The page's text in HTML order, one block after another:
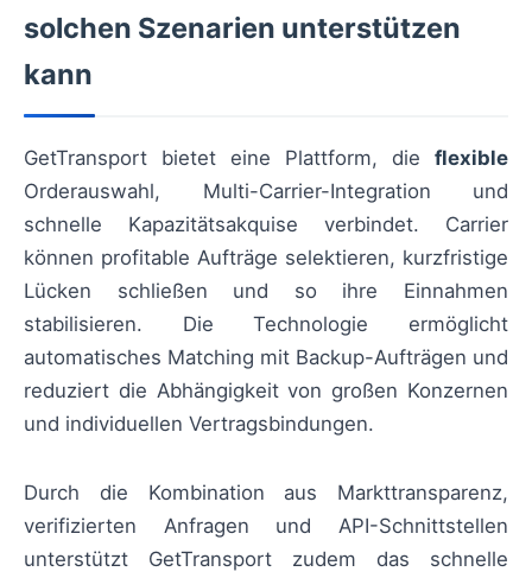
solchen Szenarien unterstützen
kann
GetTransport bietet eine Plattform, die flexible
Orderauswahl, Multi-Carrier-Integration und
schnelle Kapazitätsakquise verbindet. Carrier
können profitable Aufträge selektieren, kurzfristige
Lücken schließen und so ihre Einnahmen
stabilisieren. Die Technologie ermöglicht
automatisches Matching mit Backup-Aufträgen und
reduziert die Abhängigkeit von großen Konzernen
und individuellen Vertragsbindungen.
Durch die Kombination aus Markttransparenz,
verifizierten Anfragen und API-Schnittstellen
unterstützt GetTransport zudem das schnelle